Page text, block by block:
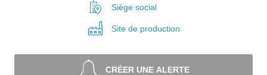
Siège social
Site de production
CRÉER UNE ALERTE